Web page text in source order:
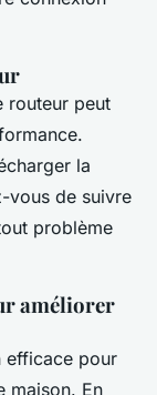
routeur peut
la
vous de suivre
problème
améliorer
efficace pour
maison. En